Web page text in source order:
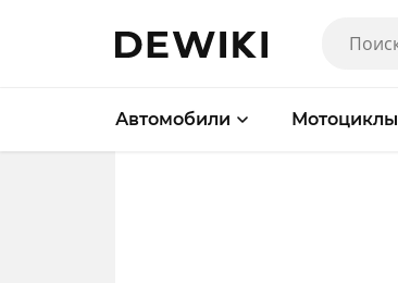
Автомобили Мотоциклы